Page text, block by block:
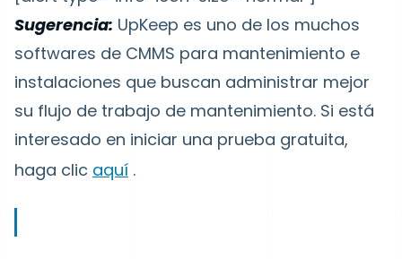
Sugerencia: UpKeep es uno de los muchos
softwares de CMMS para mantenimiento e
instalaciones que buscan administrar mejor
su flujo de trabajo de mantenimiento. Si está
interesado en iniciar una prueba gratuita,
haga clic aquí .